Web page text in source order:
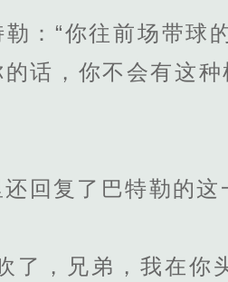
“你往前场带球的
的话，你不会有这
复了巴特勒的这
，兄弟，我在你头